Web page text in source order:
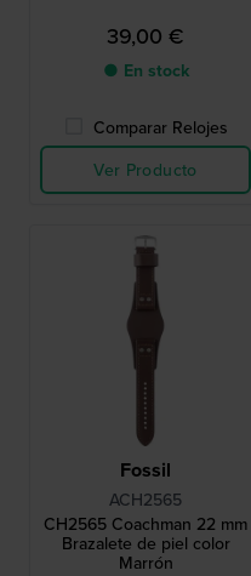
39,00 €
● En stock
Comparar Relojes
Ver Producto
Fossil
ACH2565
CH2565 Coachman 22 mm
Brazalete de piel color
Marrón